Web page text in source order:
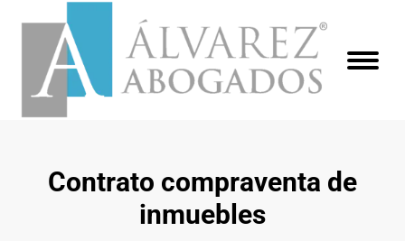
Contrato compraventa de
inmuebles